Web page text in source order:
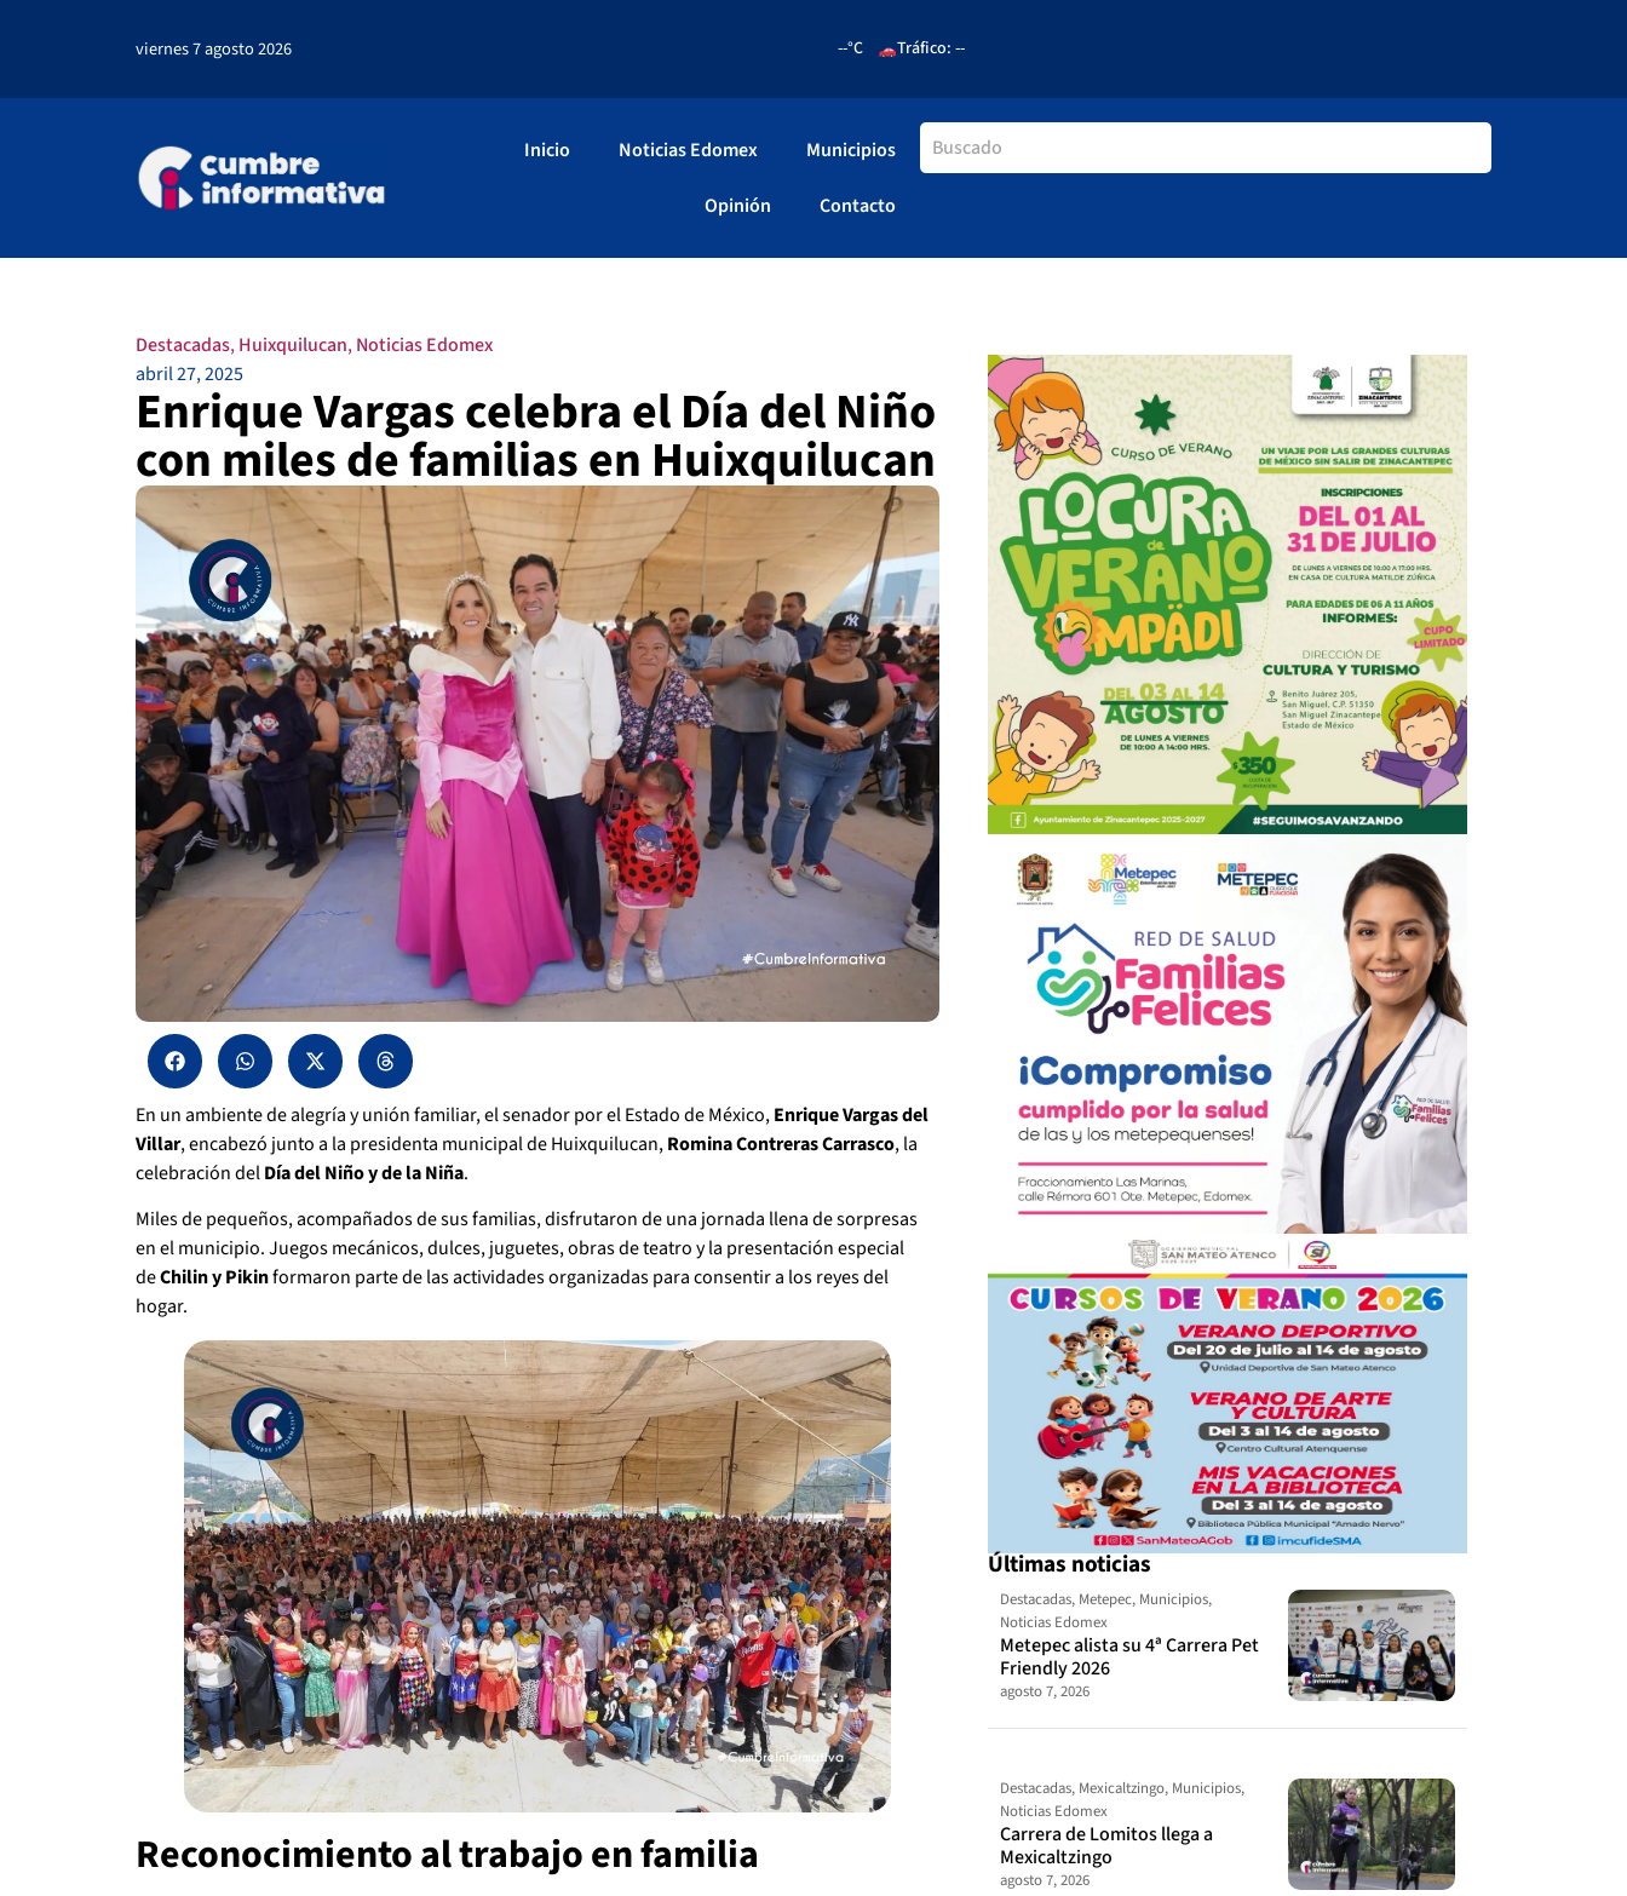
viernes 7 agosto 2026 --°C Tráfico: --
Inicio Noticias Edomex Municipios
Opinión Contacto
Destacadas,Huixquilucan,Noticias Edomex
abril 27, 2025
Enrique Vargas celebra el Día del Niño
con miles de familias en Huixquilucan
En un ambiente de alegría y unión familiar, el senador por el Estado de México,Enrique Vargas del
Villar, encabezó junto a la presidenta municipal de Huixquilucan,Romina Contreras Carrasco, la
celebración delDía del Niño y de la Niña.
Miles de pequeños, acompañados de sus familias, disfrutaron de una jornada llena de sorpresas
en el municipio. Juegos mecánicos, dulces, juguetes, obras de teatro y la presentación especial
deChilin y Pikinformaron parte de las actividades organizadas para consentir a los reyes del
hogar.
Reconocimiento al trabajo en familia
Últimas noticias
Destacadas, Metepec, Municipios,
Noticias Edomex
Metepec alista su 4ª Carrera Pet
Friendly 2026
agosto 7, 2026
Destacadas, Mexicaltzingo, Municipios,
Noticias Edomex
Carrera de Lomitos llega a
Mexicaltzingo
agosto 7, 2026